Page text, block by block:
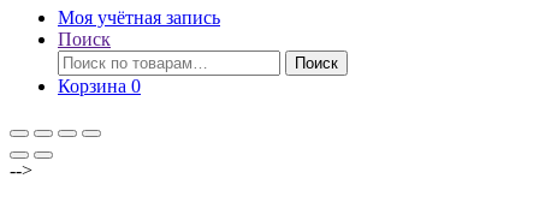
Моя учётная запись
Поиск
Искать:
Поиск
Корзина 0
-->